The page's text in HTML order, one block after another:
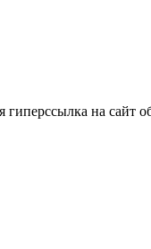
на сайт